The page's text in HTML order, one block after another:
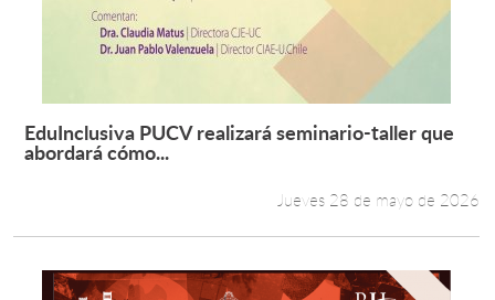
Leer más +
EduInclusiva PUCV realizará seminario-taller que
abordará cómo...
Jueves 28 de mayo de 2026